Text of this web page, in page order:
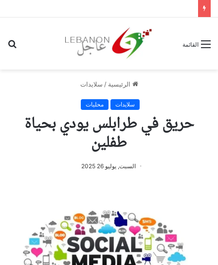
القائمة
الرئيسية / سلايدات
سلايدات محليات
حريق في طرابلس يودي بحياة
طفلين
السبت, يوليو 26 2025